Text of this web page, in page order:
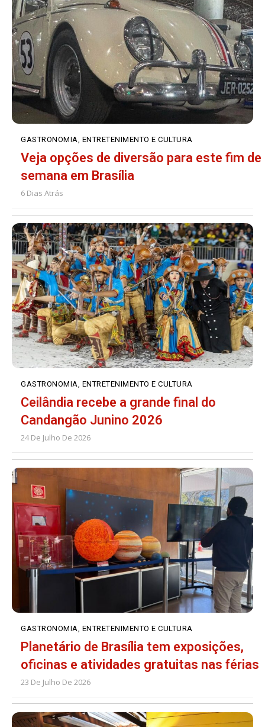
GASTRONOMIA, ENTRETENIMENTO E CULTURA
Veja opções de diversão para este fim de
semana em Brasília
6 Dias Atrás
GASTRONOMIA, ENTRETENIMENTO E CULTURA
Ceilândia recebe a grande final do
Candangão Junino 2026
24 De Julho De 2026
GASTRONOMIA, ENTRETENIMENTO E CULTURA
Planetário de Brasília tem exposições,
oficinas e atividades gratuitas nas férias
23 De Julho De 2026